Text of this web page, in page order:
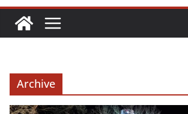
Archive